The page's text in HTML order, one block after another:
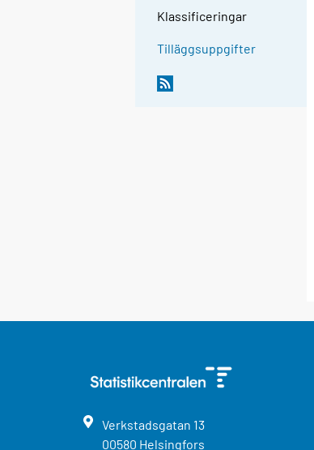
Klassificeringar
Tilläggsuppgifter
Verkstadsgatan 13
00580 Helsingfors